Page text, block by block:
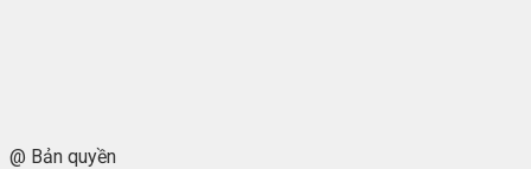
@ Bản quyền